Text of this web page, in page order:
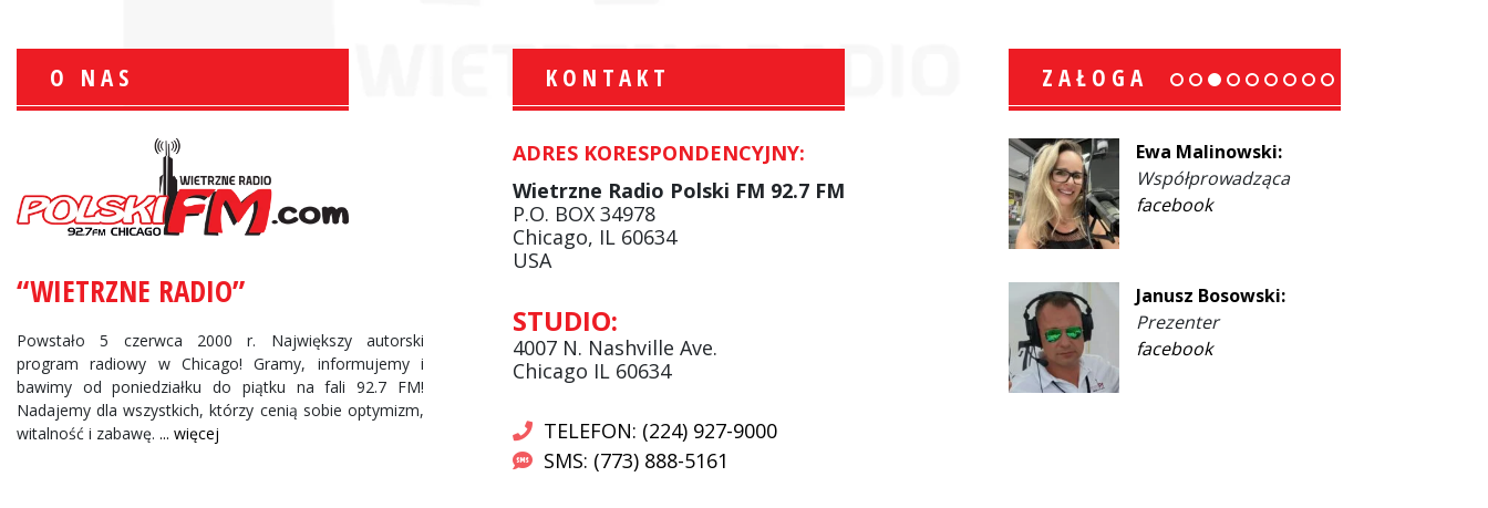
O NAS
“WIETRZNE RADIO”
Powstało 5 czerwca 2000 r. Największy autorski
program radiowy w Chicago! Gramy, informujemy i
bawimy od poniedziałku do piątku na fali 92.7 FM!
Nadajemy dla wszystkich, którzy cenią sobie optymizm,
witalność i zabawę. ... więcej
KONTAKT
ADRES KORESPONDENCYJNY:
Wietrzne Radio Polski FM 92.7 FM
P.O. BOX 34978
Chicago, IL 60634
USA
STUDIO:
4007 N. Nashville Ave.
Chicago IL 60634
TELEFON: (224) 927-9000
SMS: (773) 888-5161
ZAŁOGA
Komentator
facebook
Andrzej Wąsewicz:
Marcin Jabłkowski:
Serwisy Informacyjne
facebook
Ewa Malinowski:
Współprowadząca
facebook
Janusz Bosowski:
Prezenter
facebook